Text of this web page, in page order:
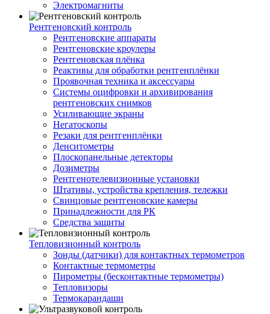
Электромагниты
Рентгеновский контроль
Рентгеновские аппараты
Рентгеновские кроулеры
Рентгеновская плёнка
Реактивы для обработки рентгенплёнки
Проявочная техника и аксессуары
Системы оцифровки и архивирования
рентгеновских снимков
Усиливающие экраны
Негатоскопы
Резаки для рентгенплёнки
Денситометры
Плоскопанельные детекторы
Дозиметры
Рентгенотелевизионные установки
Штативы, устройства крепления, тележки
Свинцовые рентгеновские камеры
Принадлежности для РК
Средства защиты
Тепловизионный контроль
Зонды (датчики) для контактных термометров
Контактные термометры
Пирометры (бесконтактные термометры)
Тепловизоры
Термокарандаши